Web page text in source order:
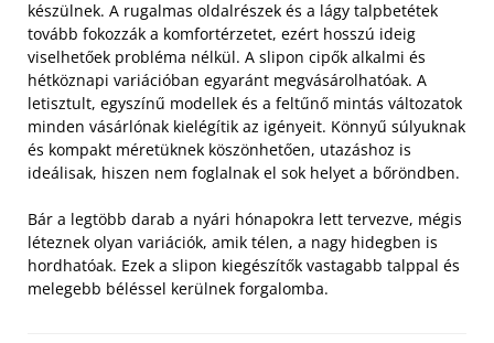
készülnek. A rugalmas oldalrészek és a lágy talpbetétek
tovább fokozzák a komfortérzetet, ezért hosszú ideig
viselhetőek probléma nélkül. A slipon cipők alkalmi és
hétköznapi variációban egyaránt megvásárolhatóak. A
letisztult, egyszínű modellek és a feltűnő mintás változatok
minden vásárlónak kielégítik az igényeit. Könnyű súlyuknak
és kompakt méretüknek köszönhetően, utazáshoz is
ideálisak, hiszen nem foglalnak el sok helyet a bőröndben.
Bár a legtöbb darab a nyári hónapokra lett tervezve, mégis
léteznek olyan variációk, amik télen, a nagy hidegben is
hordhatóak. Ezek a slipon kiegészítők vastagabb talppal és
melegebb béléssel kerülnek forgalomba.